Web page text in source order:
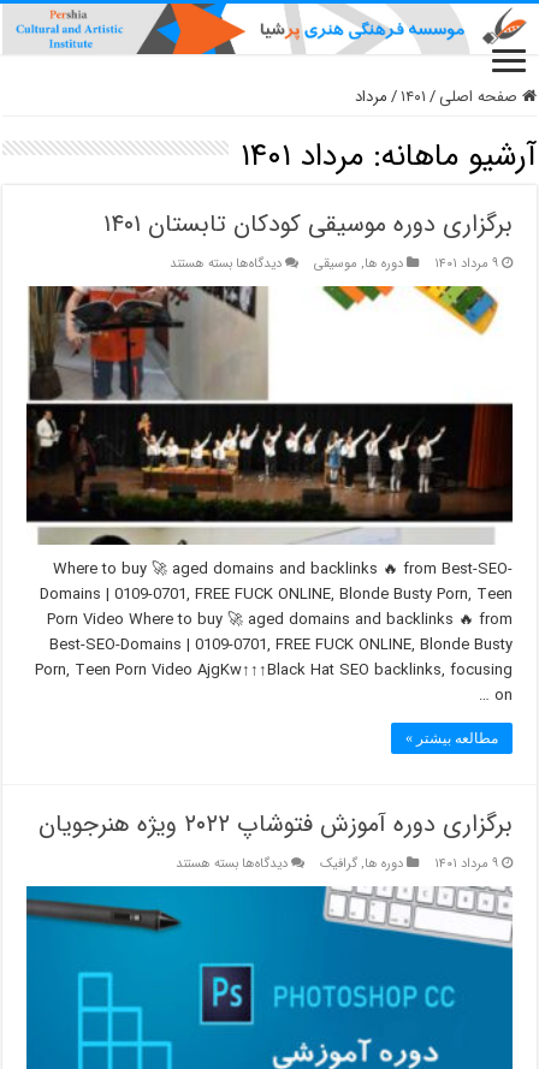
صفحه اصلی /۱۴۰۱/مرداد
آرشیو ماهانه:مرداد ۱۴۰۱
برگزاری دوره موسیقی کودکان تابستان ۱۴۰۱
۹ مرداد ۱۴۰۱ دوره ها, موسیقی دیدگاه‌هابرای
برگزاری
دوره
بسته هستند
Where to buy 🚀 aged domains and backlinks 🔥 from Best-SEO-
Domains | 0109-0701, FREE FUCK ONLINE, Blonde Busty Porn, Teen
Porn Video Where to buy 🚀 aged domains and backlinks 🔥 from
Best-SEO-Domains | 0109-0701, FREE FUCK ONLINE, Blonde Busty
Porn, Teen Porn Video AjgKw↑↑↑Black Hat SEO backlinks, focusing
on …
مطالعه بیشتر »
برگزاری دوره آموزش فتوشاپ ۲۰۲۲ ویژه هنرجویان
۹ مرداد ۱۴۰۱ دوره ها,گرافیک دیدگاه‌هابرای
برگزاری
۲۰۲۲
ویژه
هنرجویان
بسته هستند